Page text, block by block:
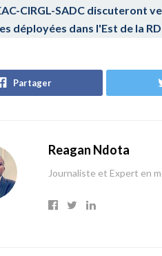
CIRGL-SADC
déployées dans l'Est de la
Partager
Reagan Ndota
Journaliste et Expert en